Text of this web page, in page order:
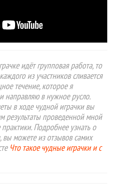
идёт групповая работа, то
из участников сливается
течение, которое я
направляю в нужное русло.
в ходе чудной играчки вы
результаты проведенной мной
Подробнее узнать о
вы можете из отзывов самих
Что такое чудные играчки и с